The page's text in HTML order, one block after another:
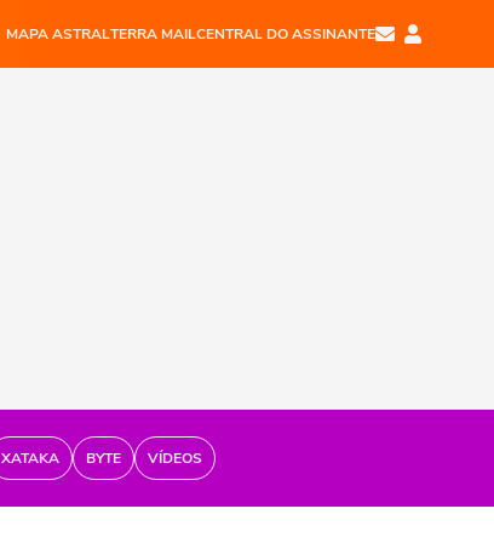
MAPA ASTRALTERRA MAILCENTRAL DO ASSINANTE
XATAKA BYTE VÍDEOS